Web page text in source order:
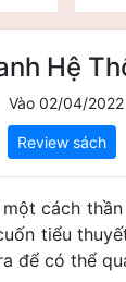
Hệ
Vào 02/04/2022
Review sách
cách
tiểu
để có thể